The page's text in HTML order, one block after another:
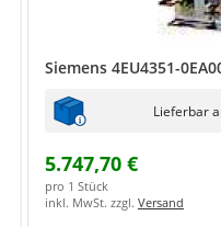
Siemens 4EU4351-
Lieferbar
5.747,70 €
pro 1 Stück
inkl. MwSt. zzgl. Versand